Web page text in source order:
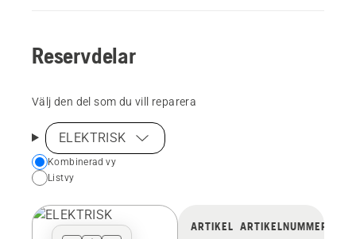
Reservdelar
Välj den del som du vill reparera
ELEKTRISK
Choose
your
view
Kombinerad vy
Listvy
ARTIKEL ARTIKELNUMMER